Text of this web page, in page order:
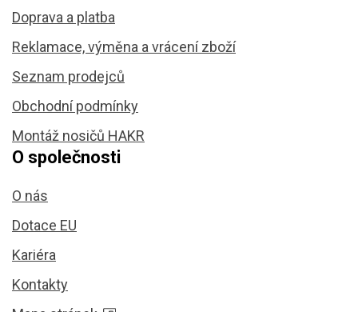
Doprava a platba
Reklamace, výměna a vrácení zboží
Seznam prodejců
Obchodní podmínky
Montáž nosičů HAKR
O společnosti
O nás
Dotace EU
Kariéra
Kontakty